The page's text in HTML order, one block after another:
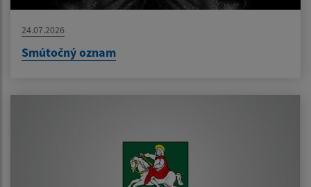
24.07.2026
Smútočný oznam